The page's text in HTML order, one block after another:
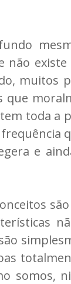
não
muitos
que
toda a
e
somos,